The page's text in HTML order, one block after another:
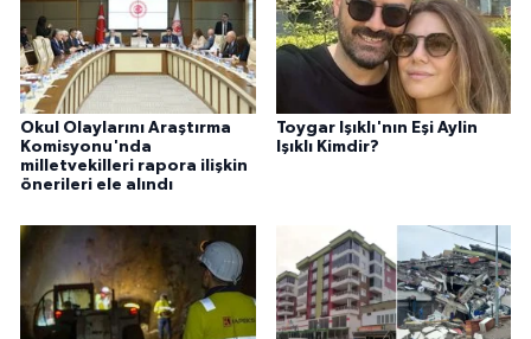
Okul Olaylarını Araştırma
Komisyonu'nda
milletvekilleri rapora ilişkin
önerileri ele alındı
Toygar Işıklı'nın Eşi Aylin
Işıklı Kimdir?